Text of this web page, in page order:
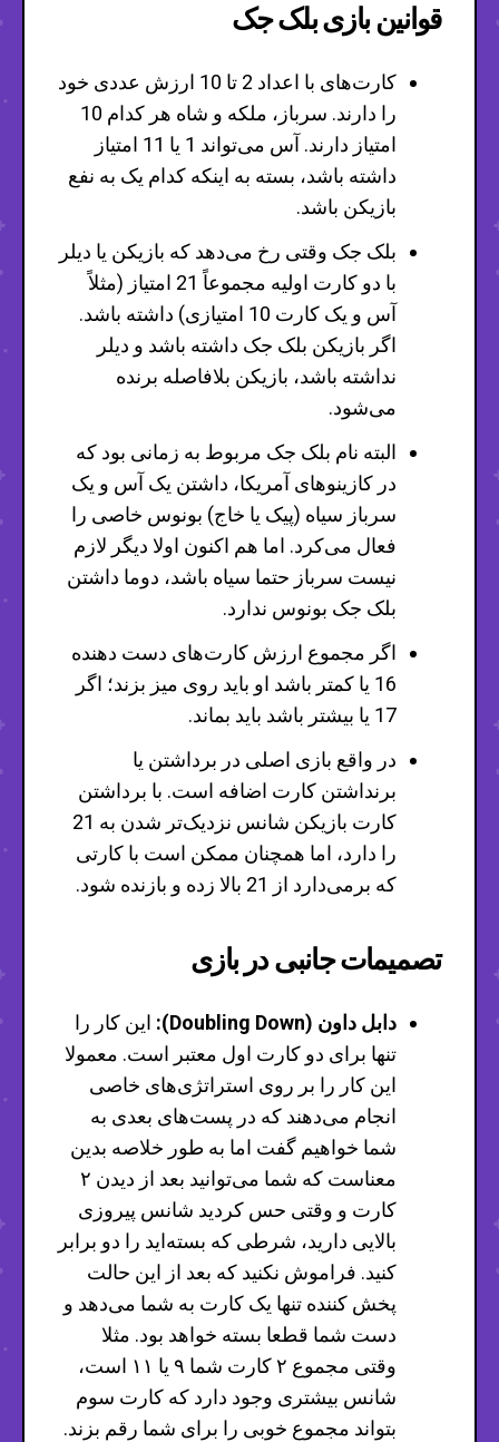
قوانین بازی بلک جک
کارت‌های با اعداد 2 تا 10 ارزش عددی خود
را دارند. سرباز، ملکه و شاه هر کدام 10
امتیاز دارند. آس می‌تواند 1 یا 11 امتیاز
داشته باشد، بسته به اینکه کدام یک به نفع
بازیکن باشد.
بلک جک وقتی رخ می‌دهد که بازیکن یا دیلر
با دو کارت اولیه مجموعاً 21 امتیاز (مثلاً
آس و یک کارت 10 امتیازی) داشته باشد.
اگر بازیکن بلک جک داشته باشد و دیلر
نداشته باشد، بازیکن بلافاصله برنده
می‌شود.
البته نام بلک جک مربوط به زمانی بود که
در کازینوهای آمریکا، داشتن یک آس و یک
سرباز سیاه (پیک یا خاج) بونوس خاصی را
فعال می‌کرد. اما هم اکنون اولا دیگر لازم
نیست سرباز حتما سیاه باشد، دوما داشتن
بلک جک بونوس ندارد.
اگر مجموع ارزش کارت‌های دست دهنده
16 یا کمتر باشد او باید روی میز بزند؛ اگر
17 یا بیشتر باشد باید بماند.
در واقع بازی اصلی در برداشتن یا
برنداشتن کارت اضافه است. با برداشتن
کارت بازیکن شانس نزدیک‌تر شدن به 21
را دارد، اما همچنان ممکن است با کارتی
که برمی‌دارد از 21 بالا زده و بازنده شود.
تصمیمات جانبی در بازی
دابل داون (Doubling Down):
این کار را
تنها برای دو کارت اول معتبر است. معمولا
این کار را بر روی استراتژی‌های خاصی
انجام می‌دهند که در پست‌های بعدی به
شما خواهیم گفت اما به طور خلاصه بدین
معناست که شما می‌توانید بعد از دیدن ۲
کارت و وقتی حس کردید شانس پیروزی
بالایی دارید، شرطی که بسته‌اید را دو برابر
کنید. فراموش نکنید که بعد از این حالت
پخش کننده تنها یک کارت به شما می‌دهد و
دست شما قطعا بسته خواهد بود. مثلا
وقتی مجموع ۲ کارت شما ۹ یا ۱۱ است،
شانس بیشتری وجود دارد که کارت سوم
بتواند مجموع خوبی را برای شما رقم بزند.